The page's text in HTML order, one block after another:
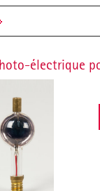
électrique